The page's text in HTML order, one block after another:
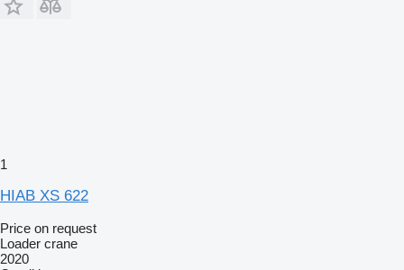
1
HIAB XS 622
Price on request
Loader crane
2020